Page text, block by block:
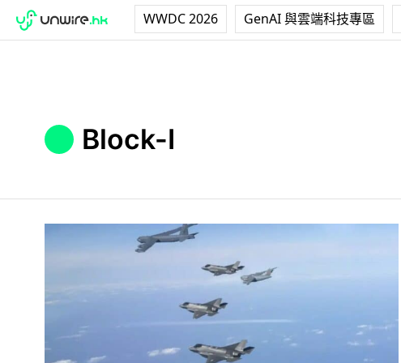
WWDC 2026 GenAI 與雲端科技專區
Block-I